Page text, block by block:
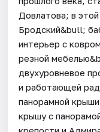
Довлатова; в
Бродский&bull;
интерьер с
резной
двухуровневое
и работающей
панорамной
крышу с